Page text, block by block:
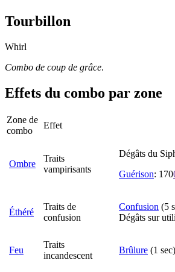
Tourbillon
Whirl
Combo de coup de grâce.
Effets du combo par zone
Zone de
combo
Effet
Ombre
Traits
vampirisants
Dégâts du
Guérison: 170
Éthéré
Traits de
confusion
Confusion (5
Dégâts sur
Feu
Traits
incandescent
Brûlure (1